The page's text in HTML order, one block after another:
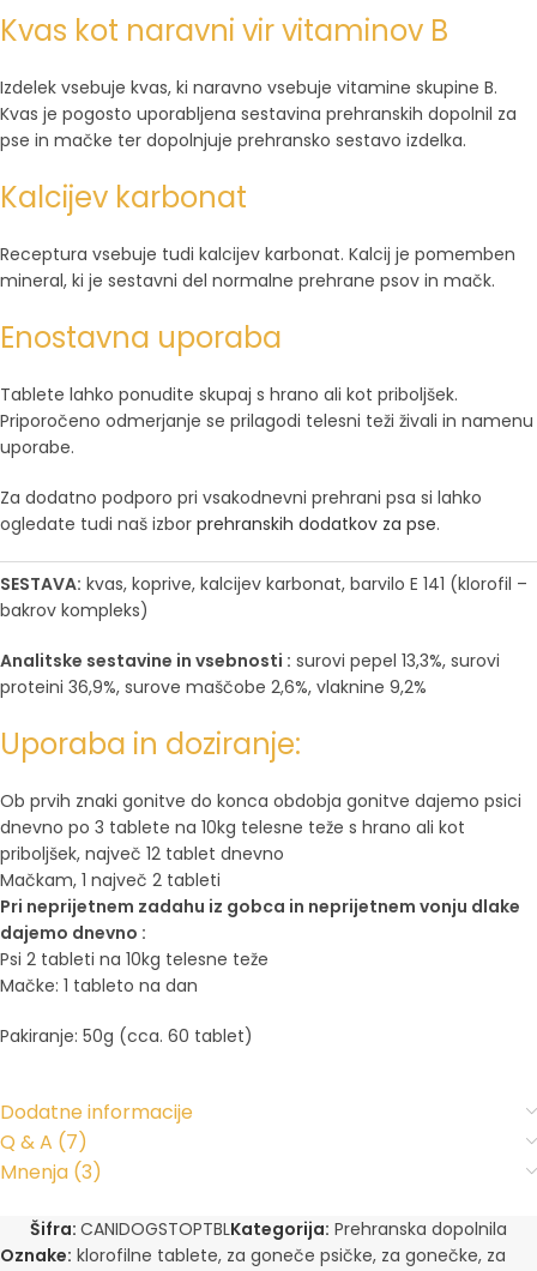
Kvas kot naravni vir vitaminov B
Izdelek vsebuje kvas, ki naravno vsebuje vitamine skupine B.
Kvas je pogosto uporabljena sestavina prehranskih dopolnil za
pse in mačke ter dopolnjuje prehransko sestavo izdelka.
Kalcijev karbonat
Receptura vsebuje tudi kalcijev karbonat. Kalcij je pomemben
mineral, ki je sestavni del normalne prehrane psov in mačk.
Enostavna uporaba
Tablete lahko ponudite skupaj s hrano ali kot priboljšek.
Priporočeno odmerjanje se prilagodi telesni teži živali in namenu
uporabe.
Za dodatno podporo pri vsakodnevni prehrani psa si lahko
ogledate tudi naš izbor prehranskih dodatkov za pse.
SESTAVA: kvas, koprive, kalcijev karbonat, barvilo E 141 (klorofil –
bakrov kompleks)
Analitske sestavine in vsebnosti : surovi pepel 13,3%, surovi
proteini 36,9%, surove maščobe 2,6%, vlaknine 9,2%
Uporaba in doziranje:
Ob prvih znaki gonitve do konca obdobja gonitve dajemo psici
dnevno po 3 tablete na 10kg telesne teže s hrano ali kot
priboljšek, največ 12 tablet dnevno
Mačkam, 1 največ 2 tableti
Pri neprijetnem zadahu iz gobca in neprijetnem vonju dlake
dajemo dnevno :
Psi 2 tableti na 10kg telesne teže
Mačke: 1 tableto na dan
Pakiranje: 50g (cca. 60 tablet)
Dodatne informacije
Q & A (7)
Mnenja (3)
Šifra: CANIDOGSTOPTBLKategorija: Prehranska dopolnila
Oznake: klorofilne tablete, za goneče psičke, za gonečke, za